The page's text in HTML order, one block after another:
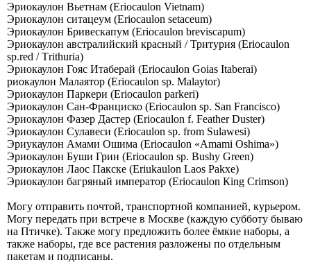
Эриокаулон Вьетнам (Eriocaulon Vietnam)
Эриокаулон ситацеум (Eriocaulon setaceum)
Эриокаулон Бривескапум (Eriocaulon breviscapum)
Эриокаулон австралийский красный / Тритурия (Eriocaulon
sp.red / Тrithuriа)
Эриокаулон Гояс Итаберай (Еriосаulоn Gоiаs Itаbеrаi)
риокаулон Малаятор (Eriocaulon sp. Malaytor)
Эриокаулон Паркери (Eriocaulon parkeri)
Эриокаулон Сан-Франциско (Eriocaulon sp. San Francisco)
Эриокаулон Фазер Дастер (Eriocaulon f. Feather Duster)
Эриокаулон Сулавеси (Eriocaulon sp. from Sulawesi)
Эриукаулон Амами Ошима (Eriocaulon «Аmаmi Оshimа»)
Эриокаулон Буши Грин (Еriосаulоn sр. Вushy Grееn)
Эриокаулон Лаос Пакске (Еriukаulоn Lаоs Раkхе)
Эриокаулон багряный император (Еriосаulоn Кing Сrimsоn)
Могу отправить почтой, транспортной компанией, курьером.
Могу передать при встрече в Москве (каждую субботу бываю
на Птичке). Также могу предложить более ёмкие наборы, а
также наборы, где все растения разложены по отдельным
пакетам и подписаны.